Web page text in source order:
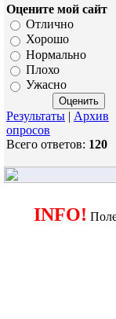
Оцените мой сайт
Отлично
Хорошо
Нормально
Плохо
Ужасно
Результаты | Архив
опросов
Всего ответов: 120
INFO!